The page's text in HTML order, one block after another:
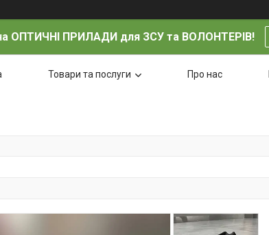
ОПТИЧНІ ПРИЛАДИ для ЗСУ та ВОЛОНТЕРІВ!
Товари та послуги Про нас